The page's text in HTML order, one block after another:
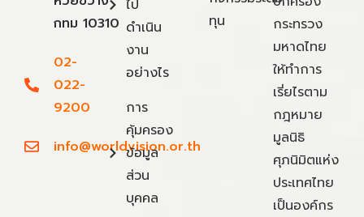
กทม 10310
02-
022-
9200
info@worldvision.or.th
ไป
ดำเนิน
งาน
อย่างไร
การ
คุ้มครอง
ข้อมูล
ส่วน
บุคคล
ทุน
กระทรวง
มหาดไทย
ให้ทำการ
เรี่ยไรตาม
กฎหมาย
มูลนิธิ
ศุภนิมิตแห่ง
ประเทศไทย
เป็นองค์กร